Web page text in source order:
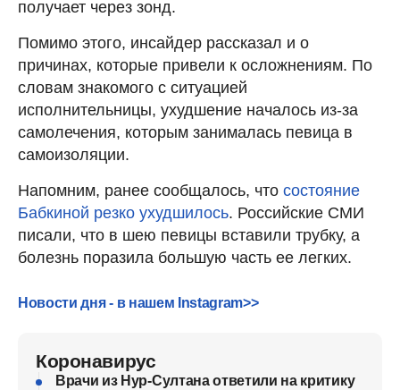
получает через зонд.
Помимо этого, инсайдер рассказал и о
причинах, которые привели к осложнениям. По
словам знакомого с ситуацией
исполнительницы, ухудшение началось из-за
самолечения, которым занималась певица в
самоизоляции.
Напомним, ранее сообщалось, что состояние
Бабкиной резко ухудшилось. Российские СМИ
писали, что в шею певицы вставили трубку, а
болезнь поразила большую часть ее легких.
Новости дня - в нашем Instagram>>
Коронавирус
Врачи из Нур-Султана ответили на критику